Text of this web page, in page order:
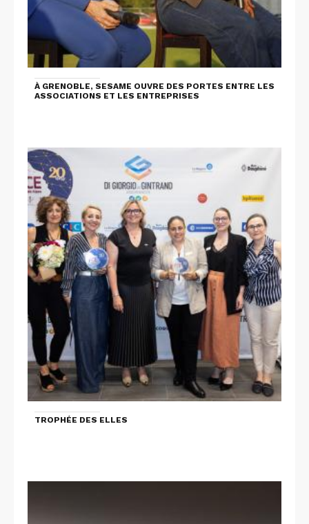
À GRENOBLE, SESAME OUVRE DES PORTES ENTRE LES
ASSOCIATIONS ET LES ENTREPRISES
TROPHÉE DES ELLES